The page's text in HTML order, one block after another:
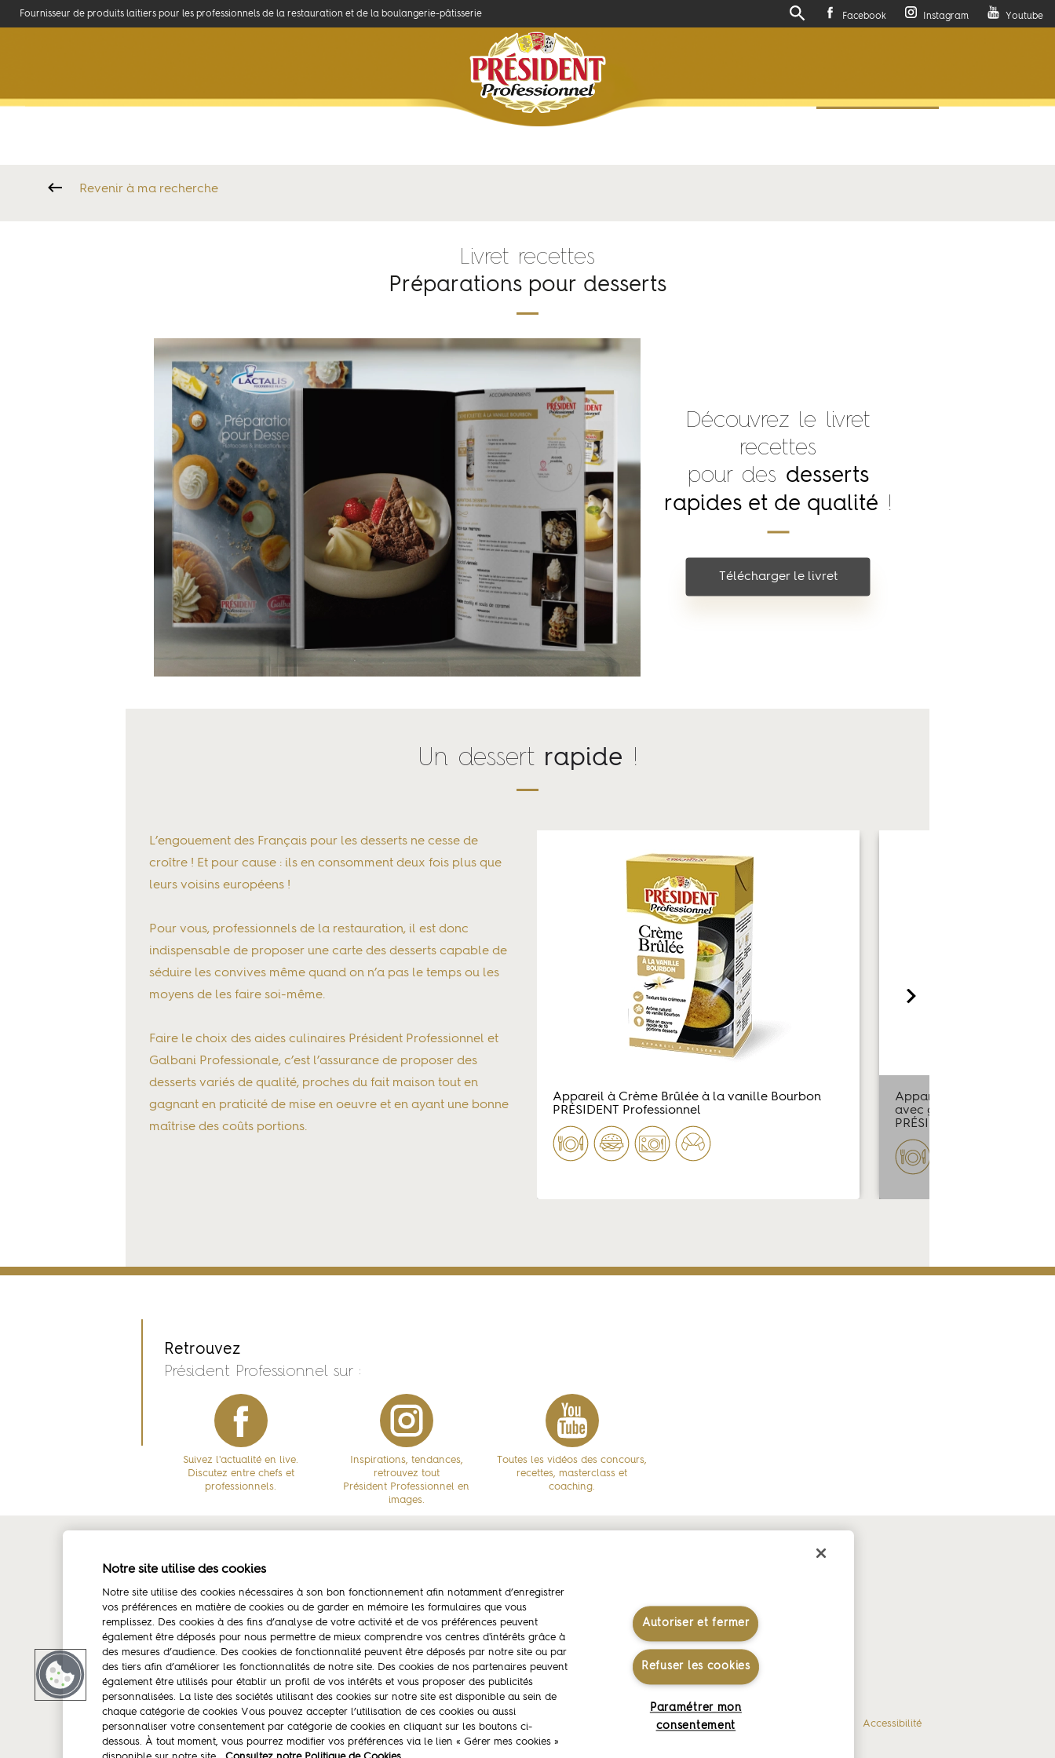
Fournisseur de produits laitiers pour les professionnels de la restauration et de la boulangerie-pâtisserie Facebook Instagram Youtube
Savoir-faire Produits et recettes
Revenir à ma recherche
Livret recettes
Préparations pour desserts
Découvrez le livret
recettes
pour des desserts
rapides et de qualité !
Télécharger le livret
Un dessert rapide !
L’engouement des Français pour les desserts ne cesse de
croître ! Et pour cause : ils en consomment deux fois plus que
leurs voisins européens !
Pour vous, professionnels de la restauration, il est donc
indispensable de proposer une carte des desserts capable de
séduire les convives même quand on n’a pas le temps ou les
moyens de les faire soi-même.
Faire le choix des aides culinaires Président Professionnel et
Galbani Professionale, c’est l’assurance de proposer des
desserts variés de qualité, proches du fait maison tout en
gagnant en praticité de mise en oeuvre et en ayant une bonne
maîtrise des coûts portions.
Crème Anglaise Vanille Bourbon
PRÉSIDENT Professionnel
Appareil à Crème Brûlée à la vanille Bourbon
PRÉSIDENT Professionnel
Appareil à Crème brûlée
avec grains
PRÉSIDENT Professionnel
Retrouvez
Président Professionnel sur :
Suivez l'actualité en live.
Discutez entre chefs et
professionnels.
Inspirations, tendances,
retrouvez tout
Président Professionnel en
images.
Toutes les vidéos des concours,
recettes, masterclass et
coaching.
Les conseillers culinaires
Partenaires
Christophe FELDER Concours Création & Saveurs - CUISINE
Concours Création & Saveurs - PÂTISSERIE
Concours Écoles
Les livres blancs
Mentions légales Contactez-nous Politique des données personnelles Politique de gestion des cookies Accessibilité
Notre site utilise des cookies
Notre site utilise des cookies nécessaires à son bon fonctionnement afin notamment d’enregistrer
vos préférences en matière de cookies ou de garder en mémoire les formulaires que vous
remplissez. Des cookies à des fins d’analyse de votre activité et de vos préférences peuvent
également être déposés pour nous permettre de mieux comprendre vos centres d'intérêts grâce à
des mesures d’audience. Des cookies de fonctionnalité peuvent être déposés par notre site ou par
des tiers afin d’améliorer les fonctionnalités de notre site. Des cookies de nos partenaires peuvent
également être utilisés pour établir un profil de vos intérêts et vous proposer des publicités
personnalisées. La liste des sociétés utilisant des cookies sur notre site est disponible au sein de
chaque catégorie de cookies Vous pouvez accepter l’utilisation de ces cookies ou aussi
personnaliser votre consentement par catégorie de cookies en cliquant sur les boutons ci-
dessous. À tout moment, vous pourrez modifier vos préférences via le lien « Gérer mes cookies »
Autoriser et fermer
Refuser les cookies
Paramétrer mon
consentement